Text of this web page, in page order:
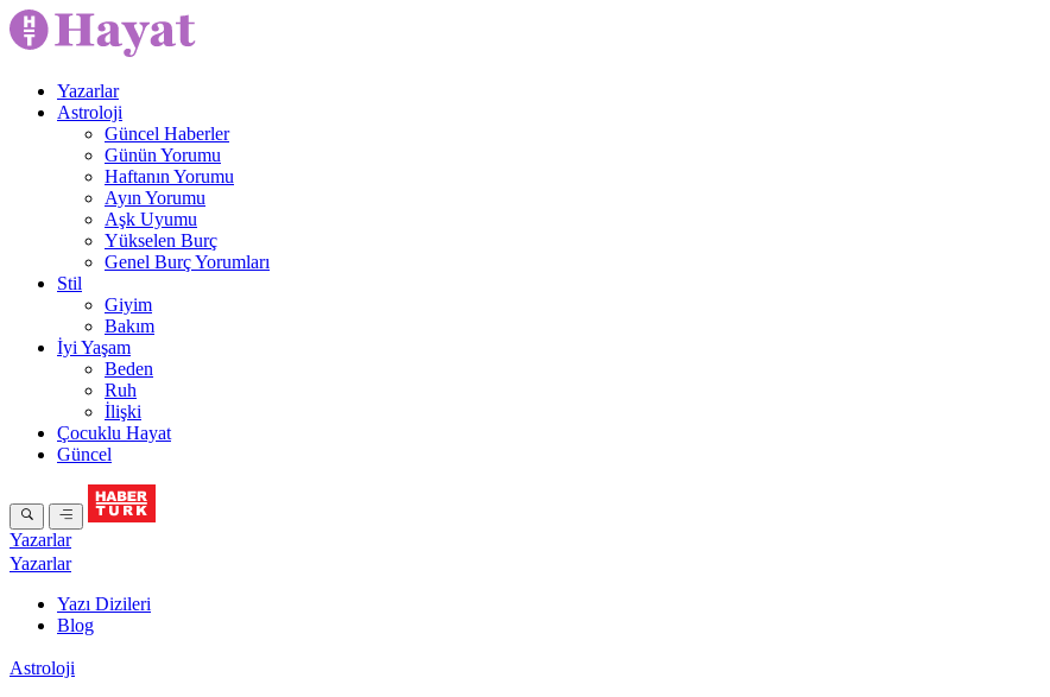
Yazarlar
Astroloji
Güncel Haberler
Günün Yorumu
Haftanın Yorumu
Ayın Yorumu
Aşk Uyumu
Yükselen Burç
Genel Burç Yorumları
Stil
Giyim
Bakım
İyi Yaşam
Beden
Ruh
İlişki
Çocuklu Hayat
Güncel
Yazarlar
Yazarlar
Yazı Dizileri
Blog
Astroloji